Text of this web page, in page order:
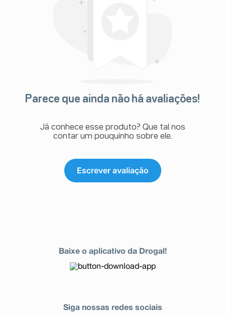
Parece que ainda não há avaliações!
Já conhece esse produto? Que tal nos
contar um pouquinho sobre ele.
Escrever avaliação
Baixe o aplicativo da Drogal!
Siga nossas redes sociais